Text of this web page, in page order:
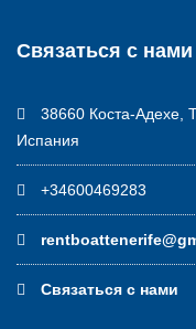
Связаться с нами
38660 Коста-Адехе,
Испания
+34600469283
Связаться с нами